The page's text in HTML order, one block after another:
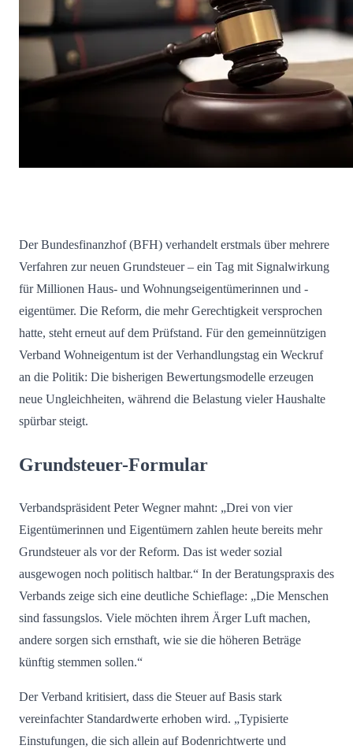
Der Bundesfinanzhof (BFH) verhandelt erstmals über mehrere
Verfahren zur neuen Grundsteuer – ein Tag mit Signalwirkung
für Millionen Haus- und Wohnungseigentümerinnen und -
eigentümer. Die Reform, die mehr Gerechtigkeit versprochen
hatte, steht erneut auf dem Prüfstand. Für den gemeinnützigen
Verband Wohneigentum ist der Verhandlungstag ein Weckruf
an die Politik: Die bisherigen Bewertungsmodelle erzeugen
neue Ungleichheiten, während die Belastung vieler Haushalte
spürbar steigt.
Grundsteuer-Formular
Verbandspräsident Peter Wegner mahnt: „Drei von vier
Eigentümerinnen und Eigentümern zahlen heute bereits mehr
Grundsteuer als vor der Reform. Das ist weder sozial
ausgewogen noch politisch haltbar.“ In der Beratungspraxis des
Verbands zeige sich eine deutliche Schieflage: „Die Menschen
sind fassungslos. Viele möchten ihrem Ärger Luft machen,
andere sorgen sich ernsthaft, wie sie die höheren Beträge
künftig stemmen sollen.“
Der Verband kritisiert, dass die Steuer auf Basis stark
vereinfachter Standardwerte erhoben wird. „Typisierte
Einstufungen, die sich allein auf Bodenrichtwerte und